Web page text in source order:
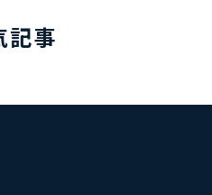
記事